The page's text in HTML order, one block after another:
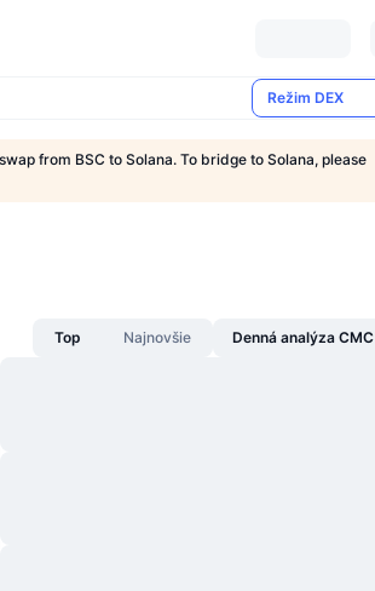
Režim DEX
from BSC to Solana. To bridge to Solana, please
Top Najnovšie Denná analýza CMC